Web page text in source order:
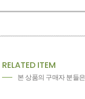
RELATED ITEM
본 상품의 구매자 분들